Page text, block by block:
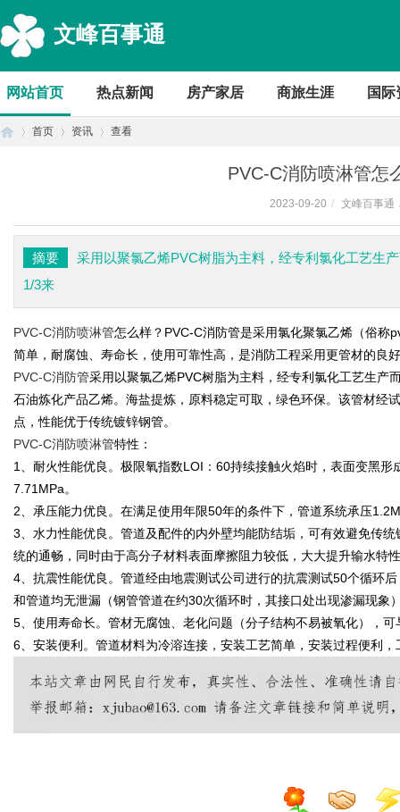
文峰百事通
网站首页 热点新闻 房产家居 商旅生涯 国际
首页 资讯 查看
PVC-C消防喷淋管怎
2023-09-20 / 文峰百事通
摘要
采用以聚氯乙烯PVC树脂为主料，经专利氯化工艺生
1/3来
PVC-C消防喷淋管怎么样？PVC-C消防管是采用氯化聚氯乙烯（俗称
简单，耐腐蚀、寿命长，使用可靠性高，是消防工程采用更管材的良
PVC-C消防管采用以聚氯乙烯PVC树脂为主料，经专利氯化工艺生产
石油炼化产品乙烯。海盐提炼，原料稳定可取，绿色环保。该管材经
点，性能优于传统镀锌钢管。
PVC-C消防喷淋管特性：
1、耐火性能优良。极限氧指数LOI：60持续接触火焰时，表面变黑
7.71MPa。
2、承压能力优良。在满足使用年限50年的条件下，管道系统承压
3、水力性能优良。管道及配件的内外壁均能防结垢，可有效避免传
统的通畅，同时由于高分子材料表面摩擦阻力较低，大大提升输水特
4、抗震性能优良。管道经由地震测试公司进行的抗震测试50个循环
和管道均无泄漏（钢管管道在约30次循环时，其接口处出现渗漏现象
5、使用寿命长。管材无腐蚀、老化问题（分子结构不易被氧化），
6、安装便利。管道材料为冷溶连接，安装工艺简单，安装过程便利